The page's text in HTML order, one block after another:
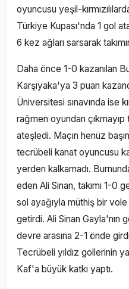
oyuncusu yeşil-
Türkiye Kupası'nda 1 gol
6 kez ağları sarsarak
Daha önce 1-0 kazanılan
Karşıyaka'ya 3 puan
Üniversitesi sınavında ise
rağmen oyundan çıkmayıp
ateşledi. Maçın henüz
tecrübeli kanat oyuncusu
yerden kalkamadı.
eden Ali Sinan, takımı 1-0
sol ayağıyla müthiş bir
getirdi. Ali Sinan Gayla'nın
devre arasına 2-1 önde
Tecrübeli yıldız gollerinin
Kaf'a büyük katkı yaptı.